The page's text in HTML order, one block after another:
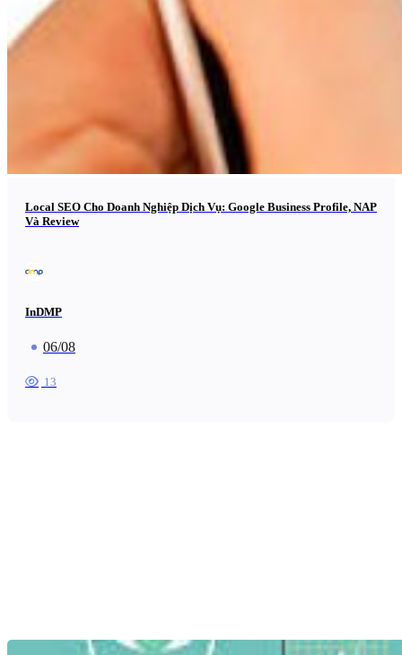
Local SEO Cho Doanh Nghiệp Dịch Vụ: Google Business Profile, NAP
Và Review
InDMP
06/08
13